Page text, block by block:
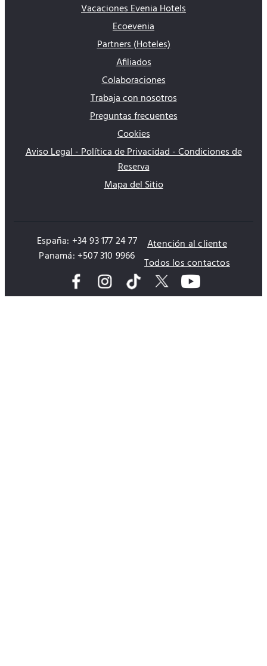
Vacaciones Evenia Hotels
Ecoevenia
Partners (Hoteles)
Afiliados
Colaboraciones
Trabaja con nosotros
Preguntas frecuentes
Cookies
Aviso Legal - Política de Privacidad - Condiciones de
Reserva
Mapa del Sitio
España: +34 93 177 24 77
Panamá: +507 310 9966
Atención al cliente
Todos los contactos